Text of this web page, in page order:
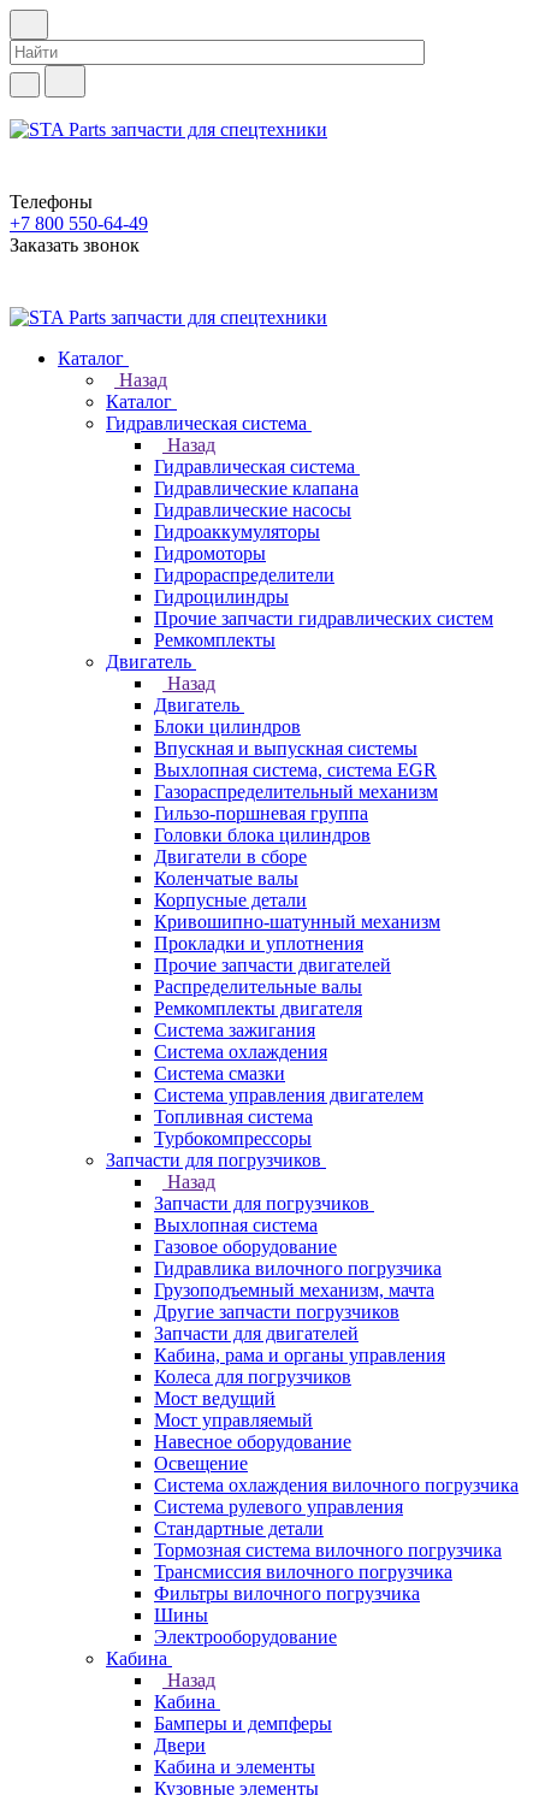
Телефоны
+7 800 550-64-49
Заказать звонок
Каталог
Назад
Каталог
Гидравлическая система
Назад
Гидравлическая система
Гидравлические клапана
Гидравлические насосы
Гидроаккумуляторы
Гидромоторы
Гидрораспределители
Гидроцилиндры
Прочие запчасти гидравлических систем
Ремкомплекты
Двигатель
Назад
Двигатель
Блоки цилиндров
Впускная и выпускная системы
Выхлопная система, система EGR
Газораспределительный механизм
Гильзо-поршневая группа
Головки блока цилиндров
Двигатели в сборе
Коленчатые валы
Корпусные детали
Кривошипно-шатунный механизм
Прокладки и уплотнения
Прочие запчасти двигателей
Распределительные валы
Ремкомплекты двигателя
Система зажигания
Система охлаждения
Система смазки
Система управления двигателем
Топливная система
Турбокомпрессоры
Запчасти для погрузчиков
Назад
Запчасти для погрузчиков
Выхлопная система
Газовое оборудование
Гидравлика вилочного погрузчика
Грузоподъемный механизм, мачта
Другие запчасти погрузчиков
Запчасти для двигателей
Кабина, рама и органы управления
Колеса для погрузчиков
Мост ведущий
Мост управляемый
Навесное оборудование
Освещение
Система охлаждения вилочного погрузчика
Система рулевого управления
Стандартные детали
Тормозная система вилочного погрузчика
Трансмиссия вилочного погрузчика
Фильтры вилочного погрузчика
Шины
Электрооборудование
Кабина
Назад
Кабина
Бамперы и демпферы
Двери
Кабина и элементы
Кузовные элементы